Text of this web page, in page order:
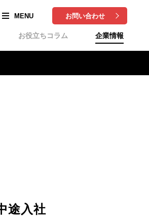
お問い合わせ
お役立ちコラム 企業情報
途入社